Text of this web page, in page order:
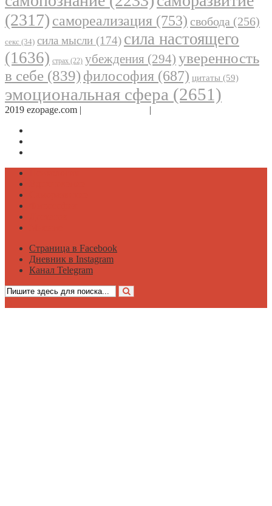
(2317) самореализация (753) свобода (256)
секс (34) сила мысли (174) сила настоящего
(1636) страх (22) убеждения (294) уверенность
в себе (839) философия (687) цитаты (59)
эмоциональная сфера (2651)
2019 ezopage.com | |
Страница в Facebook
Дневник в Instagram
Канал Telegram